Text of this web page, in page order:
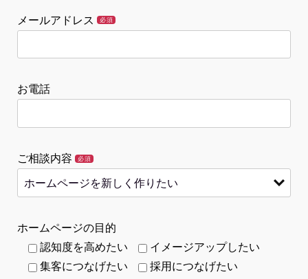
メールアドレス 必須
お電話
ご相談内容 必須
ホームページの目的
認知度を高めたい
イメージアップしたい
集客につなげたい
採用につなげたい